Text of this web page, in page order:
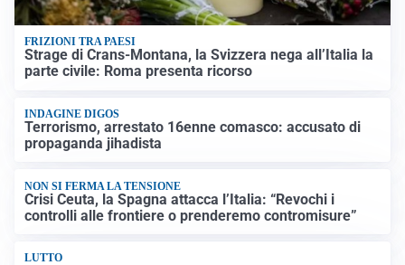
FRIZIONI TRA PAESI
Strage di Crans-Montana, la Svizzera nega all’Italia la
parte civile: Roma presenta ricorso
INDAGINE DIGOS
Terrorismo, arrestato 16enne comasco: accusato di
propaganda jihadista
NON SI FERMA LA TENSIONE
Crisi Ceuta, la Spagna attacca l’Italia: “Revochi i
controlli alle frontiere o prenderemo contromisure”
LUTTO